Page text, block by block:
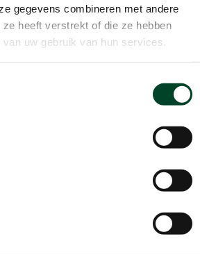
gegevens combineren met andere
ze heeft verstrekt of die ze hebben
uw gebruik van hun services.